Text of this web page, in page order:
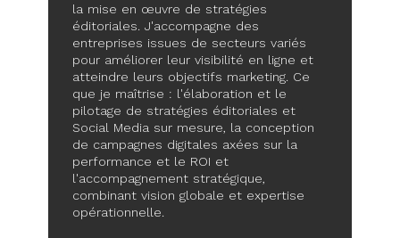
la mise en œuvre de stratégies
éditoriales. J'accompagne des
entreprises issues de secteurs variés
pour améliorer leur visibilité en ligne et
atteindre leurs objectifs marketing. Ce
que je maîtrise : l'élaboration et le
pilotage de stratégies éditoriales et
Social Media sur mesure, la conception
de campagnes digitales axées sur la
performance et le ROI et
l'accompagnement stratégique,
combinant vision globale et expertise
opérationnelle.